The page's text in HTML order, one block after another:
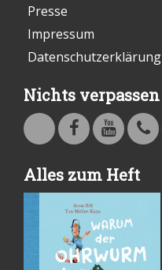
Presse
Impressum
Datenschutzerklärung
Nichts verpassen
Alles zum Heft